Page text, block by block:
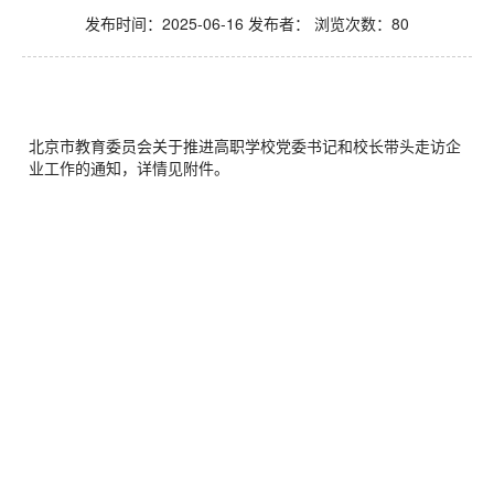
发布时间：2025-06-16 发布者： 浏览次数： 80
北京市教育委员会关于推进高职学校党委书记和校长带头走访企
业工作的通知，详情见附件。